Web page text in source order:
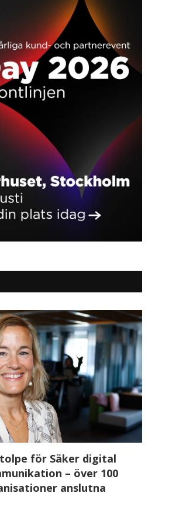
för Säker digital
– över 100
anslutna